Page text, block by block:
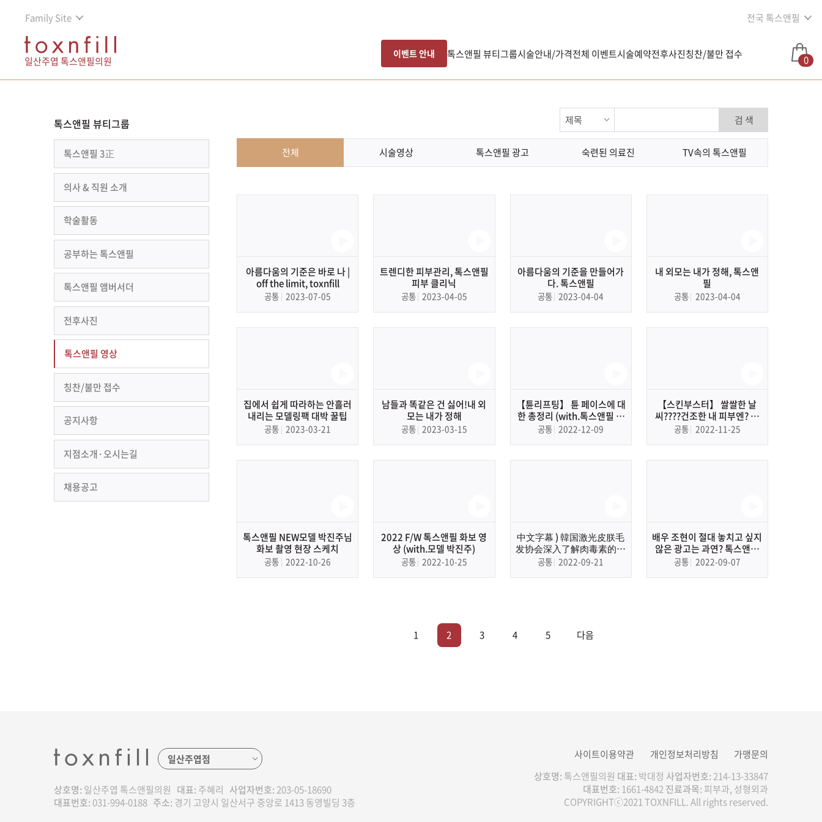
Family Site 전국 톡스앤필
일산주엽 톡스앤필의원
이벤트 안내 톡스앤필 뷰티그룹시술안내/가격전체 이벤트시술예약전후사진칭찬/불만 접수 0
톡스앤필 뷰티그룹
톡스앤필 3正
의사 & 직원 소개
학술활동
공부하는 톡스앤필
톡스앤필 앰버서더
전후사진
톡스앤필 영상
칭찬/불만 접수
공지사항
지점소개·오시는길
채용공고
검 색
전체 시술영상 톡스앤필 광고 숙련된 의료진 TV속의 톡스앤필
아름다움의 기준은 바로 나 |
off the limit, toxnfill
공통 2023-07-05
트렌디한 피부관리, 톡스앤필
피부 클리닉
공통 2023-04-05
아름다움의 기준을 만들어가
다. 톡스앤필
공통 2023-04-04
내 외모는 내가 정해, 톡스앤
필
공통 2023-04-04
집에서 쉽게 따라하는 안흘러
내리는 모델링팩 대박 꿀팁
공통 2023-03-21
남들과 똑같은 건 싫어!내 외
모는 내가 정해
공통 2023-03-15
【튠리프팅】 튠 페이스에 대
한 총정리 (with.톡스앤필 제
주점 방지유 원장님, 전재현
공통 2022-12-09
【스킨부스터】 쌀쌀한 날
씨????건조한 내 피부엔? 역
시 리쥬란 | 톡스앤필 분당점
공통 2022-11-25
톡스앤필 NEW모델 박진주님
화보 촬영 현장 스케치
공통 2022-10-26
2022 F/W 톡스앤필 화보 영
상 (with.모델 박진주)
공통 2022-10-25
中文字幕 ) 韓国激光皮朕毛
发协会深入了解肉毒素的活
动 | [대한레이저피부모발학
공통 2022-09-21
배우 조현이 절대 놓치고 싶지
않은 광고는 과연? 톡스앤필
VS 명*진* 갈비 (feat. 극악의
공통 2022-09-07
1 2 3 4 5 다음
상호명: 일산주엽 톡스앤필의원 대표: 주혜리 사업자번호: 203-05-18690
대표번호: 031-994-0188 주소: 경기 고양시 일산서구 중앙로 1413 동영빌딩 3층
사이트이용약관 개인정보처리방침
가맹문의
상호명: 톡스앤필의원 대표: 박대정 사업자번호: 214-13-33847
대표번호: 1661-4842진료과목: 피부과, 성형외과
COPYRIGHTⓒ2021 TOXNFILL. All rights reserved.